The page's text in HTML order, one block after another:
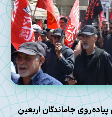
جاماندگان اربعین